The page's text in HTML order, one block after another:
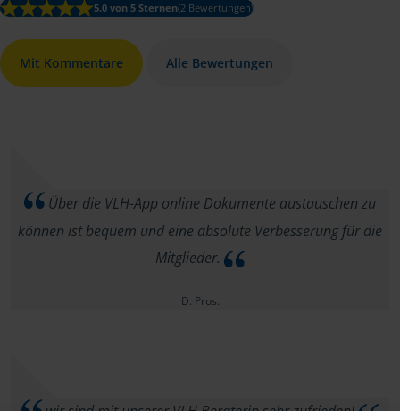
5.0 von 5 Sternen(2 Bewertungen)
Mit Kommentare Alle Bewertungen
Über die VLH-App online Dokumente austauschen zu
können ist bequem und eine absolute Verbesserung für die
Mitglieder.
D. Pros.